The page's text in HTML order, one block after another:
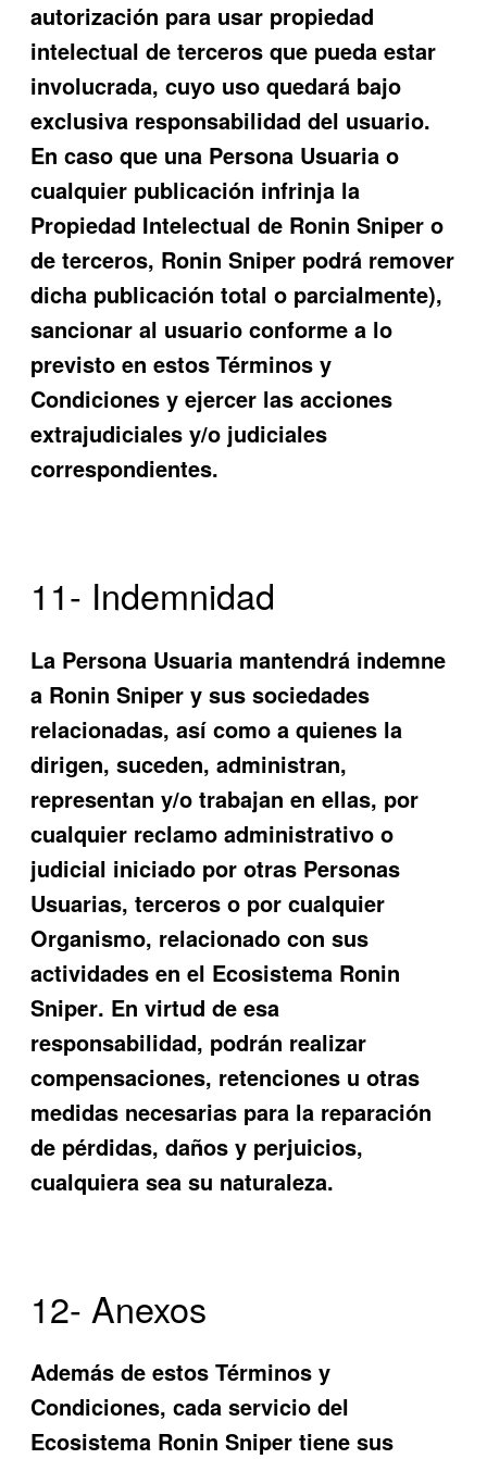
autorización para usar propiedad
intelectual de terceros que pueda estar
involucrada, cuyo uso quedará bajo
exclusiva responsabilidad del usuario.
En caso que una Persona Usuaria o
cualquier publicación infrinja la
Propiedad Intelectual de Ronin Sniper o
de terceros, Ronin Sniper podrá remover
dicha publicación total o parcialmente),
sancionar al usuario conforme a lo
previsto en estos Términos y
Condiciones y ejercer las acciones
extrajudiciales y/o judiciales
correspondientes.
11- Indemnidad
La Persona Usuaria mantendrá indemne
a Ronin Sniper y sus sociedades
relacionadas, así como a quienes la
dirigen, suceden, administran,
representan y/o trabajan en ellas, por
cualquier reclamo administrativo o
judicial iniciado por otras Personas
Usuarias, terceros o por cualquier
Organismo, relacionado con sus
actividades en el Ecosistema Ronin
Sniper. En virtud de esa
responsabilidad, podrán realizar
compensaciones, retenciones u otras
medidas necesarias para la reparación
de pérdidas, daños y perjuicios,
cualquiera sea su naturaleza.
12- Anexos
Además de estos Términos y
Condiciones, cada servicio del
Ecosistema Ronin Sniper tiene sus